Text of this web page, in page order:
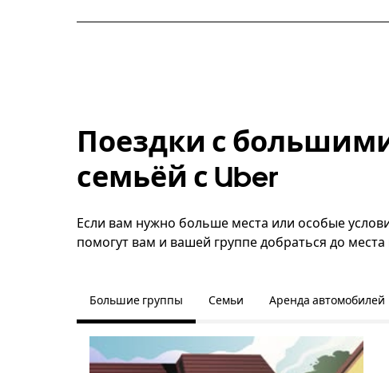
Поездки с
семьёй с Uber
Если вам нужно больше места или особые
помогут вам и вашей группе добраться до места
Большие группы Семьи Аренда автомобилей